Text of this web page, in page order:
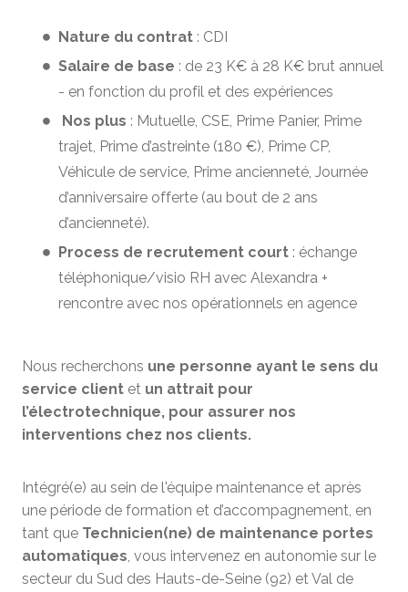
Nature du contrat : CDI
Salaire de base : de 23 K€ à 28 K€ brut annuel
- en fonction du profil et des expériences
Nos plus : Mutuelle, CSE, Prime Panier, Prime
trajet, Prime d’astreinte (180 €), Prime CP,
Véhicule de service, Prime ancienneté, Journée
d’anniversaire offerte (au bout de 2 ans
d’ancienneté).
Process de recrutement court : échange
téléphonique/visio RH avec Alexandra +
rencontre avec nos opérationnels en agence
Nous recherchons une personne ayant le sens du
service client et un attrait pour
l’électrotechnique, pour assurer nos
interventions chez nos clients.
Intégré(e) au sein de l'équipe maintenance et après
une période de formation et d’accompagnement, en
tant que Technicien(ne) de maintenance portes
automatiques, vous intervenez en autonomie sur le
secteur du Sud des Hauts-de-Seine (92) et Val de